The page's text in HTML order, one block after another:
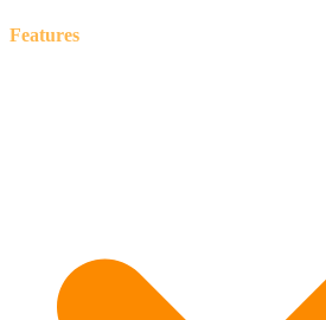
Features